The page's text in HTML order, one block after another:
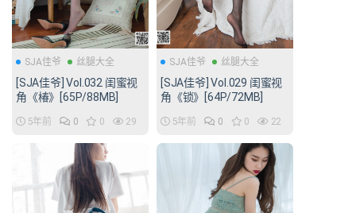
SJA佳爷 丝腿大全
[SJA佳爷] Vol.032 闺蜜视
角《椿》[65P/88MB]
5年前 0 0 29
SJA佳爷 丝腿大全
[SJA佳爷] Vol.029 闺蜜视
角《锁》[64P/72MB]
5年前 0 0 22